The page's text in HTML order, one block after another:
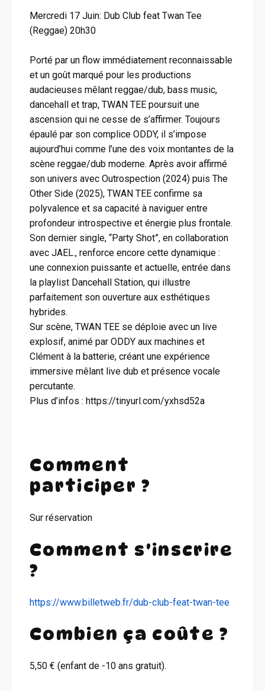
Mercredi 17 Juin: Dub Club feat Twan Tee
(Reggae) 20h30
Porté par un flow immédiatement reconnaissable
et un goût marqué pour les productions
audacieuses mêlant reggae/dub, bass music,
dancehall et trap, TWAN TEE poursuit une
ascension qui ne cesse de s’affirmer. Toujours
épaulé par son complice ODDY, il s’impose
aujourd’hui comme l’une des voix montantes de la
scène reggae/dub moderne. Après avoir affirmé
son univers avec Outrospection (2024) puis The
Other Side (2025), TWAN TEE confirme sa
polyvalence et sa capacité à naviguer entre
profondeur introspective et énergie plus frontale.
Son dernier single, “Party Shot”, en collaboration
avec JAEL., renforce encore cette dynamique :
une connexion puissante et actuelle, entrée dans
la playlist Dancehall Station, qui illustre
parfaitement son ouverture aux esthétiques
hybrides.
Sur scène, TWAN TEE se déploie avec un live
explosif, animé par ODDY aux machines et
Clément à la batterie, créant une expérience
immersive mêlant live dub et présence vocale
percutante.
Plus d’infos : https://tinyurl.com/yxhsd52a
Comment
participer ?
Sur réservation
Comment s'inscrire
?
https://www.billetweb.fr/dub-club-feat-twan-tee
Combien ça coûte ?
5,50 € (enfant de -10 ans gratuit).